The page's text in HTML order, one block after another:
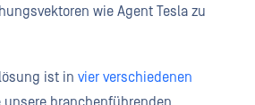
wie Agent Tesla zu
ist in vier verschiedenen